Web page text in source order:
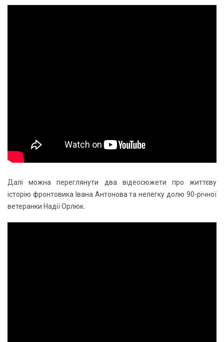
Далі можна переглянути два відеосюжети про життєву
історію фронтовика Івана Антонова та нелегку долю 90-річної
ветеранки Надії Орлюк.